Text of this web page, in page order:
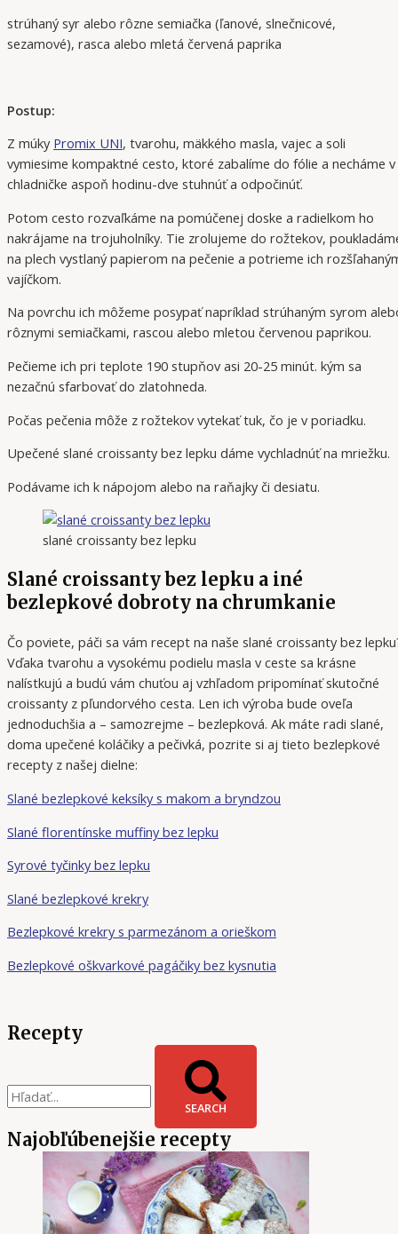
strúhaný syr alebo rôzne semiačka (ľanové, slnečnicové,
sezamové), rasca alebo mletá červená paprika
Postup:
Z múky Promix UNI, tvarohu, mäkkého masla, vajec a soli
vymiesime kompaktné cesto, ktoré zabalíme do fólie a necháme v
chladničke aspoň hodinu-dve stuhnúť a odpočinúť.
Potom cesto rozvaľkáme na pomúčenej doske a radielkom ho
nakrájame na trojuholníky. Tie zrolujeme do rožtekov,
na plech vystlaný papierom na pečenie a potrieme ich
vajíčkom.
Na povrchu ich môžeme posypať napríklad strúhaným syrom
rôznymi semiačkami, rascou alebo mletou červenou paprikou.
Pečieme ich pri teplote 190 stupňov asi 20-25 minút. kým sa
nezačnú sfarbovať do zlatohneda.
Počas pečenia môže z rožtekov vytekať tuk, čo je v poriadku.
Upečené slané croissanty bez lepku dáme vychladnúť na mriežku.
Podávame ich k nápojom alebo na raňajky či desiatu.
slané croissanty bez lepku
Slané croissanty bez lepku a iné
bezlepkové dobroty na chrumkanie
Čo poviete, páči sa vám recept na naše slané croissanty bez
Vďaka tvarohu a vysokému podielu masla v ceste sa krásne
nalístkujú a budú vám chuťou aj vzhľadom pripomínať skutočné
croissanty z pľundorvého cesta. Len ich výroba bude oveľa
jednoduchšia a – samozrejme – bezlepková. Ak máte radi slané,
doma upečené koláčiky a pečivká, pozrite si aj tieto bezlepkové
recepty z našej dielne:
Slané bezlepkové keksíky s makom a bryndzou
Slané florentínske muffiny bez lepku
Syrové tyčinky bez lepku
Slané bezlepkové krekry
Bezlepkové krekry s parmezánom a orieškom
Bezlepkové oškvarkové pagáčiky bez kysnutia
Recepty
SEARCH
Najobľúbenejšie recepty